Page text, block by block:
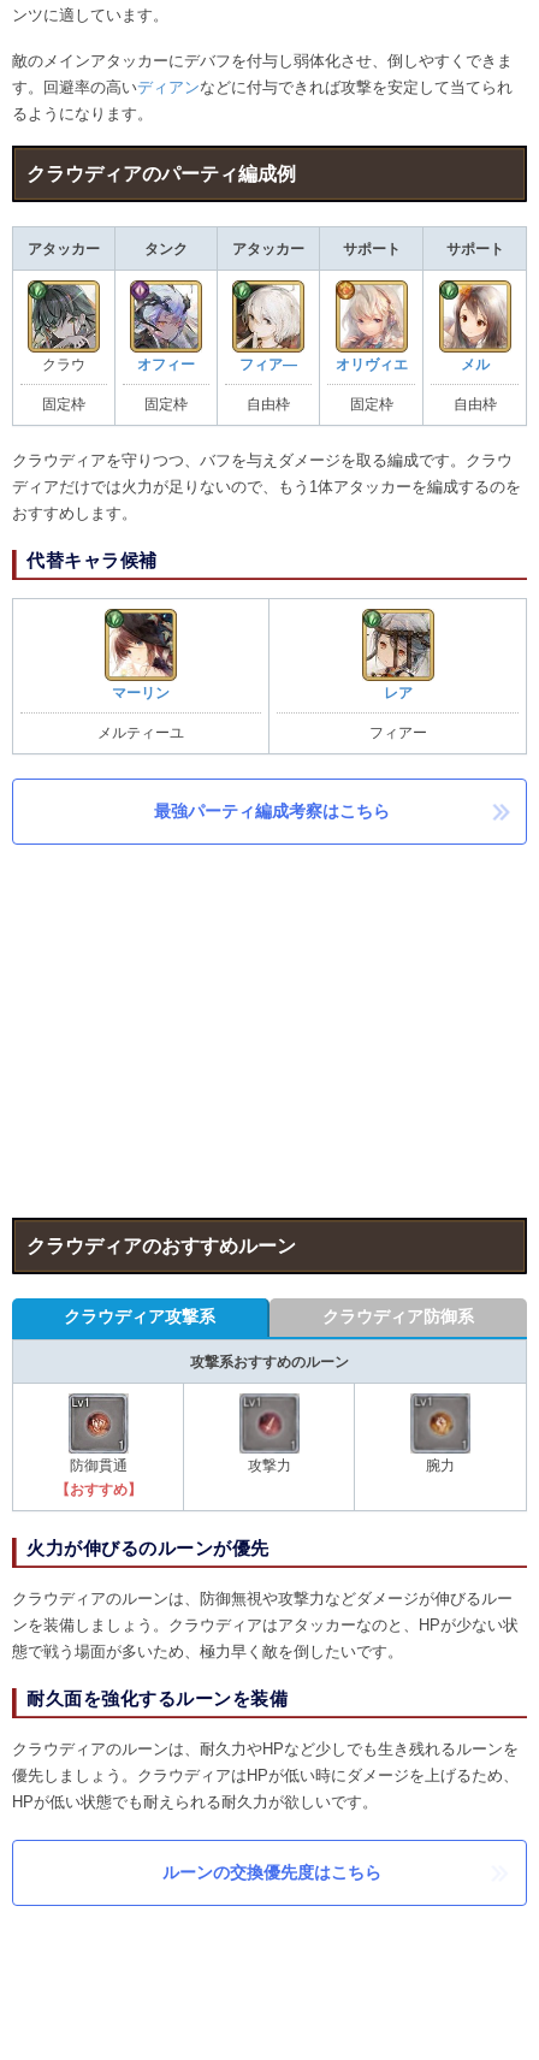
ンツに適しています。
敵のメインアタッカーにデバフを付与し弱体化させ、倒しやすくできま
す。回避率の高いディアンなどに付与できれば攻撃を安定して当てられ
るようになります。
クラウディアのパーティ編成例
アタッカー タンク アタッカー サポート サポート
クラウ
固定枠
オフィー
固定枠
フィア―
自由枠
オリヴィエ
固定枠
メル
自由枠
クラウディアを守りつつ、バフを与えダメージを取る編成です。クラウ
ディアだけでは火力が足りないので、もう1体アタッカーを編成するのを
おすすめします。
代替キャラ候補
マーリン
メルティーユ
レア
フィアー
最強パーティ編成考察はこちら
クラウディアのおすすめルーン
クラウディア攻撃系 クラウディア防御系
攻撃系おすすめのルーン
防御貫通
【おすすめ】
攻撃力 腕力
火力が伸びるのルーンが優先
クラウディアのルーンは、防御無視や攻撃力などダメージが伸びるルー
ンを装備しましょう。クラウディアはアタッカーなのと、HPが少ない状
態で戦う場面が多いため、極力早く敵を倒したいです。
耐久面を強化するルーンを装備
クラウディアのルーンは、耐久力やHPなど少しでも生き残れるルーンを
優先しましょう。クラウディアはHPが低い時にダメージを上げるため、
HPが低い状態でも耐えられる耐久力が欲しいです。
ルーンの交換優先度はこちら